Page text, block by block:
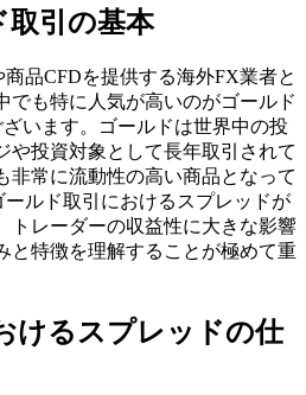
引の基本
品CFDを提供する海外FX業者と
でも特に人気が高いのがゴールド
います。ゴールドは世界中の投
や投資対象として長年取引されて
非常に流動性の高い商品となって
ルド取引におけるスプレッドが
トレーダーの収益性に大きな影響
と特徴を理解することが極めて重
けるスプレッドの仕